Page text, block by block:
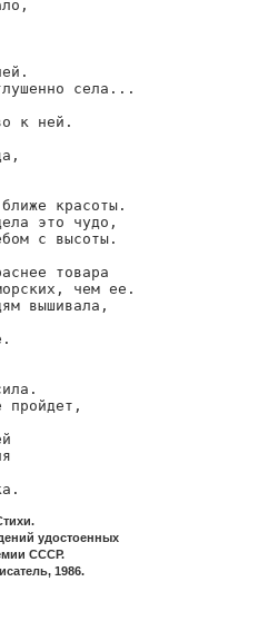
села...
к ней.
красоты.
это чудо,
с высоты.
товара
чем ее.
вышивала,
пройдет,
удостоенных
СССР.
1986.